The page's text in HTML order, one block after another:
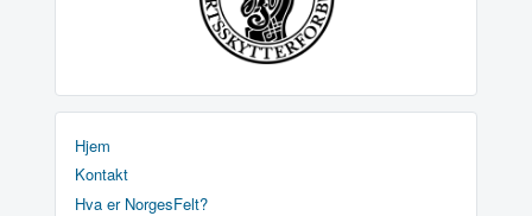
Hjem
Kontakt
Hva er NorgesFelt?